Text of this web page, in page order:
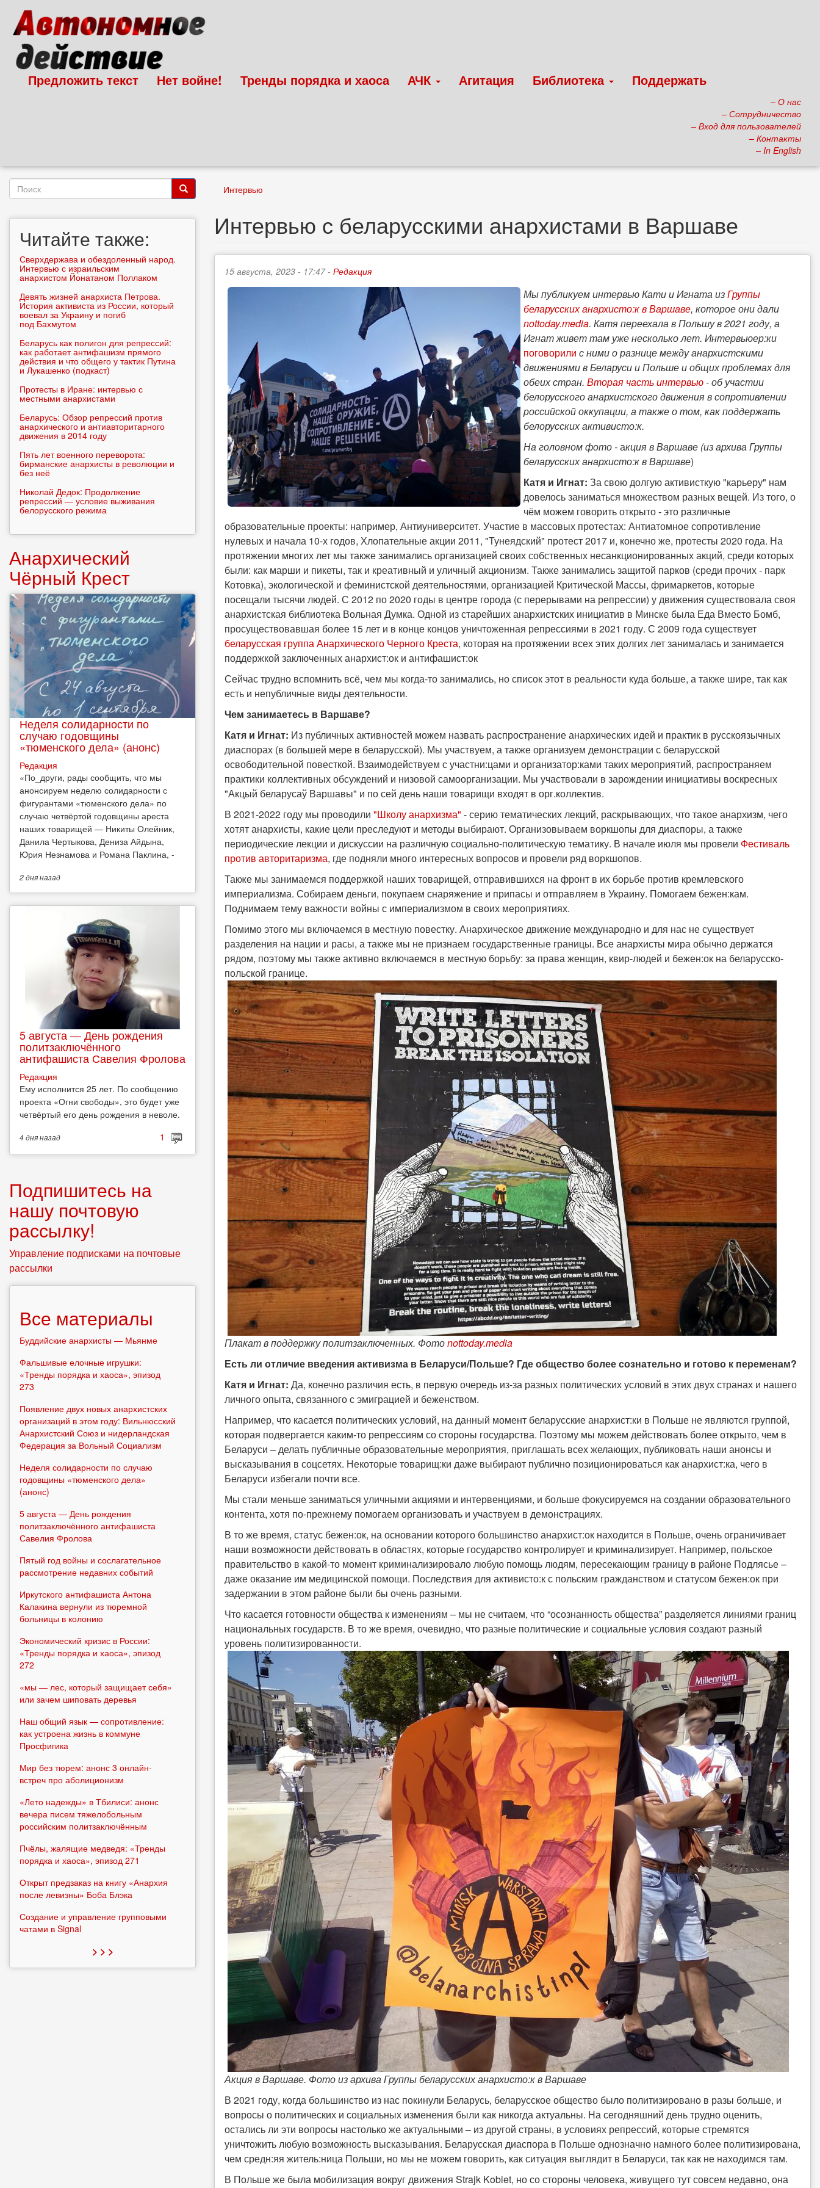
основному
содержанию
Предложить текст Нет войне! Тренды порядка и хаоса АЧК Агитация Библиотека Поддержать
– О нас
– Сотрудничество
– Вход для пользователей
– Контакты
– In English
Интервью
Интервью с беларусскими анархистами в Варшаве
15 августа, 2023 - 17:47 - Редакция
Мы публикуем интервью Кати и Игната изГруппы
беларусских анархисто:к в Варшаве, которое они дали
nottoday.media. Катя переехала в Польшу в 2021 году, а
Игнат живет там уже несколько лет. Интервьюер:ки
поговорили с ними о разнице между анархистскими
движениями в Беларуси и Польше и общих проблемах для
обеих стран. Вторая часть интервью- об участии
белорусского анархистского движения в сопротивлении
российской оккупации, а также о том, как поддержать
белорусских активисто:к.
На головном фото -акция в Варшаве (из архива Группы
беларусских анархисто:к в Варшаве)
Катя и Игнат: За свою долгую активисткую "карьеру" нам
довелось заниматься множеством разных вещей. Из того, о
чём можем говорить открыто - это различные
образовательные проекты: например, Антиуниверситет. Участие в массовых протестах: Антиатомное сопротивление
нулевых и начала 10-х годов, Хлопательные акции 2011, "Тунеядский" протест 2017 и, конечно же, протесты 2020 года. На
протяжении многих лет мы также занимались организацией своих собственных несанкционированных акций, среди которых
были: как марши и пикеты, так и креативный и уличный акционизм. Также занимались защитой парков (среди прочих - парк
Котовка), экологической и феминистской деятельностями, организацией Критической Массы, фримаркетов, которые
посещали тысячи людей. С 2012 по 2020 годы в центре города (с перерывами на репрессии) у движения существовала своя
анархистская библиотека Вольная Думка. Одной из старейших анархистских инициатив в Минске была Еда Вместо Бомб,
просуществовавшая более 15 лет и в конце концов уничтоженная репрессиями в 2021 году. С 2009 года существует
беларусская группа Анархического Черного Креста, которая на протяжении всех этих долгих лет занималась и занимается
поддержкой заключенных анархист:ок и антифашист:ок
Сейчас трудно вспомнить всё, чем мы когда-то занимались, но список этот в реальности куда больше, а также шире, так как
есть и непубличные виды деятельности.
Чем занимаетесь в Варшаве?
Катя и Игнат: Из публичных активностей можем назвать распространение анархических идей и практик в русскоязычных
диаспорах (в большей мере в беларусской). Мы участвуем, а также организуем демонстрации с беларусской
освободительной повесткой. Взаимодействуем с участни:цами и организатор:ками таких мероприятий, распространяем
практики коллективных обсуждений и низовой самоорганизации. Мы участвовали в зарождении инициативы воскресных
"Акцый беларусаў Варшавы" и по сей день наши товарищи входят в орг.коллектив.
В 2021-2022 году мы проводили "Школу анархизма" - серию тематических лекций, раскрывающих, что такое анархизм, чего
хотят анархисты, какие цели преследуют и методы выбирают. Организовываем воркшопы для диаспоры, а также
периодические лекции и дискуссии на различную социально-политическую тематику. В начале июля мы провели Фестиваль
против авторитаризма, где подняли много интересных вопросов и провели ряд воркшопов.
Также мы занимаемся поддержкой наших товарищей, отправившихся на фронт в их борьбе против кремлевского
империализма. Собираем деньги, покупаем снаряжение и припасы и отправляем в Украину. Помогаем бежен:кам.
Поднимаем тему важности войны с империализмом в своих мероприятиях.
Помимо этого мы включаемся в местную повестку. Анархическое движение международно и для нас не существует
разделения на нации и расы, а также мы не признаем государственные границы. Все анархисты мира обычно держатся
рядом, поэтому мы также активно включаемся в местную борьбу: за права женщин, квир-людей и бежен:ок на беларусско-
польской границе.
Плакат в поддержку политзаключенных. Фотоnottoday.media
Есть ли отличие введения активизма в Беларуси/Польше? Где общество более сознательно и готово к переменам?
Катя и Игнат: Да, конечно различия есть, в первую очередь из-за разных политических условий в этих двух странах и нашего
личного опыта, связанного с эмиграцией и беженством.
Например, что касается политических условий, на данный момент беларусские анархист:ки в Польше не являются группой,
которая подвергается каким-то репрессиям со стороны государства. Поэтому мы можем действовать более открыто, чем в
Беларуси – делать публичные образовательные мероприятия, приглашать всех желающих, публиковать наши анонсы и
высказывания в соцсетях. Некоторые товарищ:ки даже выбирают публично позиционироваться как анархист:ка, чего в
Беларуси избегали почти все.
Мы стали меньше заниматься уличными акциями и интервенциями, и больше фокусируемся на создании образовательного
контента, хотя по-прежнему помогаем организовать и участвуем в демонстрациях.
В то же время, статус бежен:ок, на основании которого большинство анархист:ок находится в Польше, очень ограничивает
наши возможности действовать в областях, которые государство контролирует и криминализирует. Например, польское
правительство в какой-то момент криминализировало любую помощь людям, пересекающим границу в районе Подлясье –
даже оказание им медицинской помощи. Последствия для активисто:к с польским гражданством и статусом бежен:ок при
задержании в этом районе были бы очень разными.
Что касается готовности общества к изменениям – мы не считаем, что “осознанность общества” разделяется линиями границ
национальных государств. В то же время, очевидно, что разные политические и социальные условия создают разный
уровень политизированности.
Акция в Варшаве. Фото из архива Группы беларусских анархисто:к в Варшаве
В 2021 году, когда большинство из нас покинули Беларусь, беларусское общество было политизировано в разы больше, и
вопросы о политических и социальных изменения были как никогда актуальны. На сегодняшний день трудно оценить,
остались ли эти вопросы настолько же актуальными – из другой страны, в условиях репрессий, которые стремятся
уничтожить любую возможность высказывания. Беларусская диаспора в Польше однозначно намного более политизирована,
чем средн:яя житель:ница Польши, но мы не можем говорить, как ситуация выглядит в Беларуси, так как не находимся там.
В Польше же была мобилизация вокруг движения Strajk Kobiet, но со стороны человека, живущего тут совсем недавно, она
Форма
Читайте также:
Сверхдержава и обездоленный народ.
Интервью с израильским
анархистом Йонатаном Поллаком
Девять жизней анархиста Петрова.
История активиста из России, который
воевал за Украину и погиб
под Бахмутом
Беларусь как полигон для репрессий:
как работает антифашизм прямого
действия и что общего у тактик Путина
и Лукашенко (подкаст)
Протесты в Иране: интервью с
местными анархистами
Беларусь: Обзор репрессий против
анархического и антиавторитарного
движения в 2014 году
Пять лет военного переворота:
бирманские анархисты в революции и
без неё
Николай Дедок: Продолжение
репрессий — условие выживания
белорусского режима
Анархический
Чёрный Крест
Неделя солидарности по
случаю годовщины
«тюменского дела» (анонс)
Редакция
​«По_други, рады сообщить, что мы
анонсируем неделю солидарности с
фигурантами «тюменского дела» по
случаю четвёртой годовщины ареста
наших товарищей — Никиты Олейник,
Данила Чертыкова, Дениза Айдына,
Юрия Незнамова и Романа Паклина, -
2 дняназад
5 августа — День рождения
политзаключённого
антифашиста Савелия Фролова
Редакция
Ему исполнится 25 лет. По сообщению
проекта «Огни свободы», это будет уже
четвёртый его день рождения в неволе.
4 дняназад 1
Подпишитесь на
нашу почтовую
рассылку!
Управление подписками на почтовые
рассылки
Все материалы
Буддийские анархисты — Мьянме
Фальшивые елочные игрушки:
«Тренды порядка и хаоса», эпизод
273
Появление двух новых анархистских
организаций в этом году: Вильнюсский
Анархистский Союз и нидерландская
Федерация за Вольный Социализм
Неделя солидарности по случаю
годовщины «тюменского дела»
(анонс)
5 августа — День рождения
политзаключённого антифашиста
Савелия Фролова
Пятый год войны и сослагательное
рассмотрение недавних событий
Иркутского антифашиста Антона
Калакина вернули из тюремной
больницы в колонию
Экономический кризис в России:
«Тренды порядка и хаоса», эпизод
272
«мы — лес, который защищает себя»
или зачем шиповать деревья
Наш общий язык — сопротивление:
как устроена жизнь в коммуне
Просфигика
Мир без тюрем: анонс 3 онлайн-
встреч про аболиционизм
«Лето надежды» в Тбилиси: анонс
вечера писем тяжелобольным
российским политзаключённым
Пчёлы, жалящие медведя: «Тренды
порядка и хаоса», эпизод 271
Открыт предзаказ на книгу «Анархия
после левизны» Боба Блэка
Создание и управление групповыми
чатами в Signal
> > >